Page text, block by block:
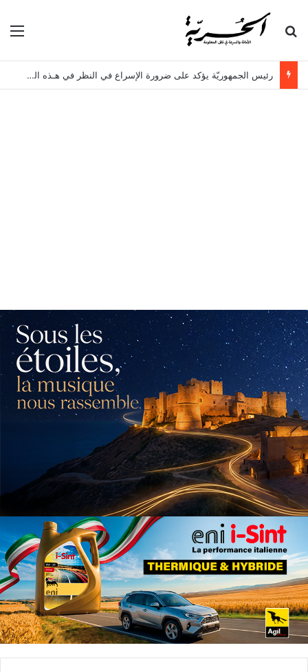
بحث عن
رئيس الجمهوريّة يؤكد على ضرورة الإسراع في النظر في هـذه الملفات